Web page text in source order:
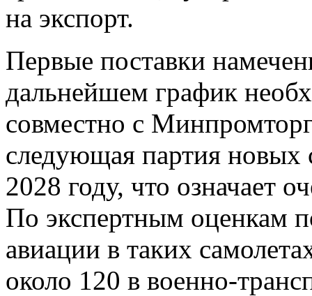
на экспорт.
Первые поставки
дальнейшем график
совместно с
следующая партия новых
2028 году, что означает
По экспертным оценкам
авиации в таких
около 120 в военно-